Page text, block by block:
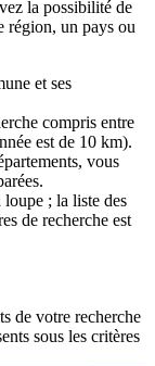
la possibilité de
région, un pays ou
et ses
compris entre
est de 10 km).
vous
; la liste des
de recherche est
de votre recherche
sous les critères